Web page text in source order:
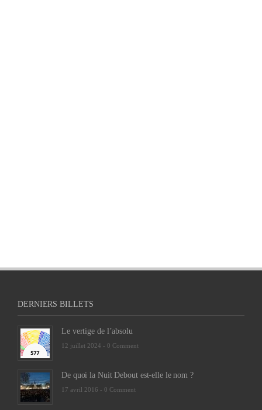
DERNIERS BILLETS
Le vertige de l’absolu
12 juillet 2024 - 0 Comment
De quoi la Nuit Debout est-elle le nom ?
17 avril 2016 - 0 Comment